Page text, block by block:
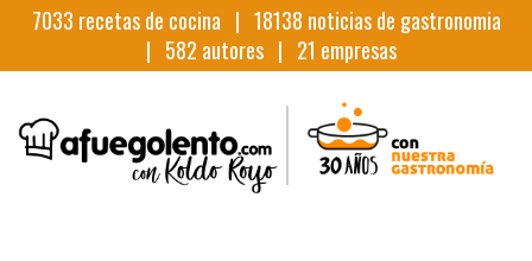
7033 recetas de cocina | 18138 noticias de gastronomia
| 582 autores | 21 empresas